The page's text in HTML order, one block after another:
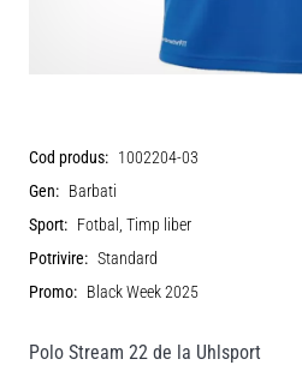
Cod produs: 1002204-03
Gen: Barbati
Sport: Fotbal, Timp liber
Potrivire: Standard
Promo: Black Week 2025
Polo Stream 22 de la Uhlsport